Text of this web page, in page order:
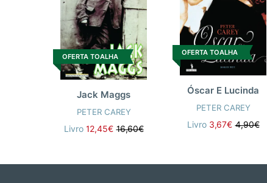
OFERTA TOALHA
Jack Maggs
PETER CAREY
Livro 12,45€ 16,60€
OFERTA TOALHA
Óscar E Lucinda
PETER CAREY
Livro 3,67€ 4,90€